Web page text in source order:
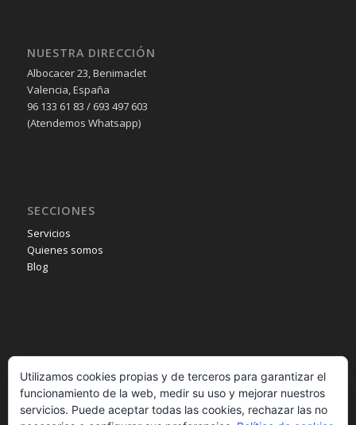
NUESTRA DIRECCIÓN
Albocacer 23, Benimaclet
Valencia, España
96 133 61 83 / 693 497 603
(Atendemos Whatsapp)
SECCIONES
Servicios
Quienes somos
Blog
Aviso legal
Política de privacidad
Política de cookies
Utilizamos cookies propias y de terceros para garantizar el
funcionamiento de la web, medir su uso y mejorar nuestros
servicios. Puede aceptar todas las cookies, rechazar las no